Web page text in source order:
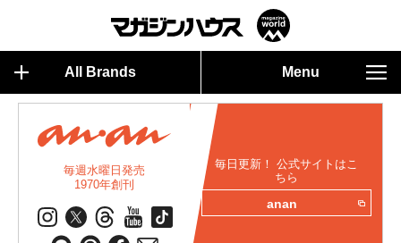
All Brands Menu
毎週水曜日発売
1970年創刊
毎日更新！ 公式サイトはこ
ちら
anan